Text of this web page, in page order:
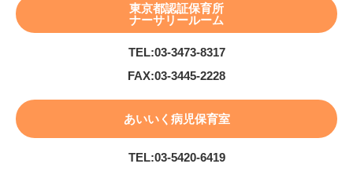
東京都認証保育所
ナーサリールーム
TEL:03-3473-8317
FAX:03-3445-2228
あいいく病児保育室
TEL:03-5420-6419